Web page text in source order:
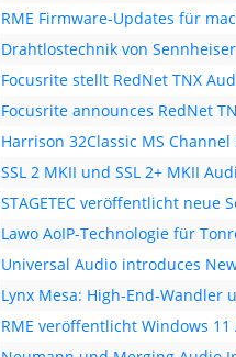
RME Firmware-Updates für
Drahtlostechnik von
Focusrite stellt RedNet TNX
Focusrite announces RedNet
Harrison 32Classic MS Channel
SSL 2 MKII und SSL 2+ MKII
STAGETEC veröffentlicht neue
Lawo AoIP-Technologie für
Universal Audio introduces
Lynx Mesa: High-End-Wandler
RME veröffentlicht Windows